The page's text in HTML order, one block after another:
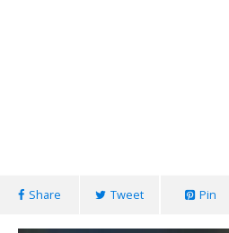
Share Tweet Pin